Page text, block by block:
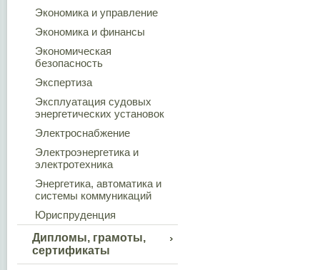
Экономика и управление
Экономика и финансы
Экономическая
безопасность
Экспертиза
Эксплуатация судовых
энергетических установок
Электроснабжение
Электроэнергетика и
электротехника
Энергетика, автоматика и
системы коммуникаций
Юриспруденция
Дипломы, грамоты,
сертификаты